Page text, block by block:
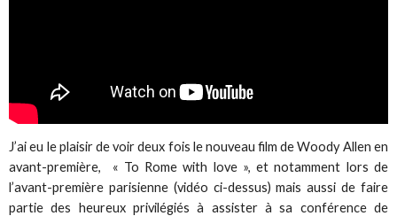
J’ai eu le plaisir de voir deux fois le nouveau film de Woody Allen en
avant-première, « To Rome with love », et notamment lors de
l’avant-première parisienne (vidéo ci-dessus) mais aussi de faire
partie des heureux privilégiés à assister à sa conférence de